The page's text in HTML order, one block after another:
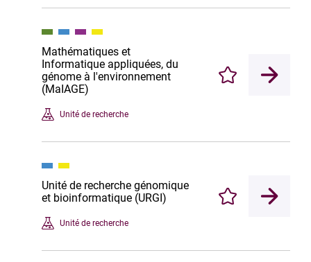
Mathématiques et
Informatique appliquées, du
génome à l'environnement
(MaIAGE)
Unité de recherche
Enregistrer
Unité de recherche génomique
et bioinformatique (URGI)
Unité de recherche
Enregistrer